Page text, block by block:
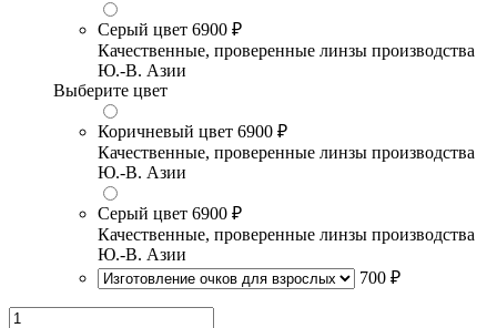
Серый цвет 6900 ₽
Качественные, проверенные линзы производства
Ю.-В. Азии
Выберите цвет
Коричневый цвет 6900 ₽
Качественные, проверенные линзы производства
Ю.-В. Азии
Серый цвет 6900 ₽
Качественные, проверенные линзы производства
Ю.-В. Азии
700 ₽